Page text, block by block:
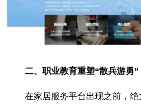
二、职业教育重塑“散兵游勇”
在家居服务平台出现之前，